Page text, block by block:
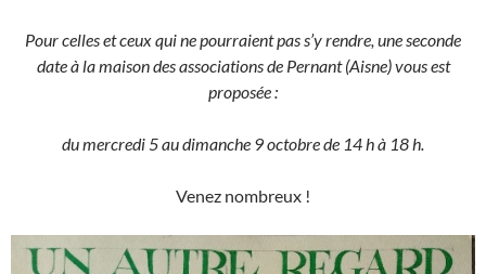
Pour celles et ceux qui ne pourraient pas s’y rendre, une seconde
date à la maison des associations de Pernant (Aisne) vous est
proposée :
du mercredi 5 au dimanche 9 octobre de 14 h à 18 h.
Venez nombreux !